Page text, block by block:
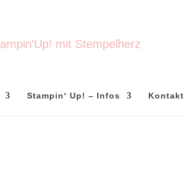
Stampin‘ Up! – Infos Kontakt